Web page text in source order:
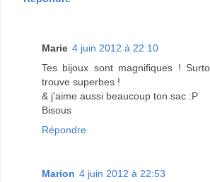
Marie 4 juin 2012 à 22:10
Tes bijoux sont magnifiques !
trouve superbes !
& j'aime aussi beaucoup ton sac :P
Bisous
Répondre
Marion 4 juin 2012 à 22:53